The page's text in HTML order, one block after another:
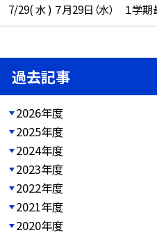
7/29( 水 ) ７月29日（水） １学
過去記事
2026年度
2025年度
2024年度
2023年度
2022年度
2021年度
2020年度